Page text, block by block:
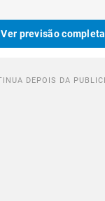
Ver previsão completa